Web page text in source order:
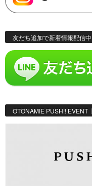
友だち追加で新着情報配信中
OTONAMIE PUSH!! EVENT